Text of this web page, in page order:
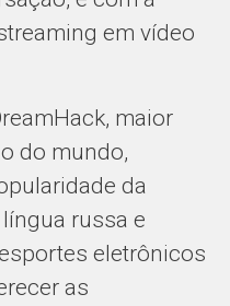
em vídeo
maior
do mundo,
da
russa e
eletrônicos
as